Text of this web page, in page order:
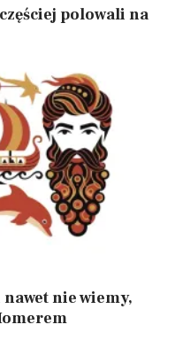
polowali na
nie wiemy,